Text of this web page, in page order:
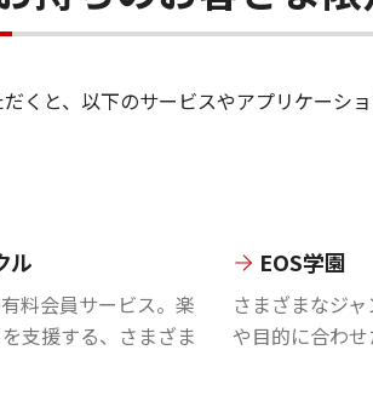
だくと、以下のサービスやアプリケーシ
ル
料会員サービス。楽
支援する、さまざま
EOS学園
さまざまなジ
や目的に合わせ